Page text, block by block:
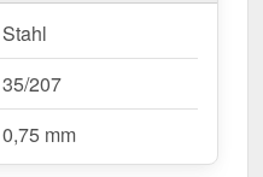
Stahl
35/207
0,75 mm